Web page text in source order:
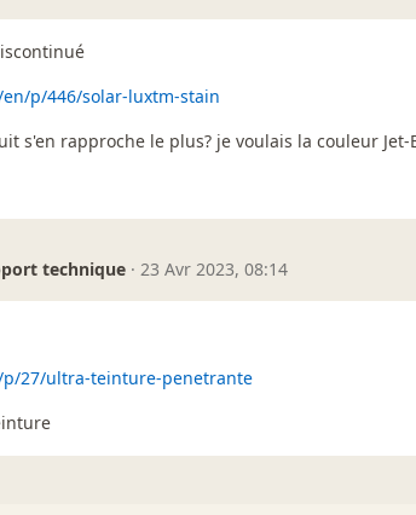
p/446/solar-luxtm-stain
s'en rapproche le plus? je voulais la couleur Jet-
technique · 23 Avr 2023, 08:14
27/ultra-teinture-penetrante